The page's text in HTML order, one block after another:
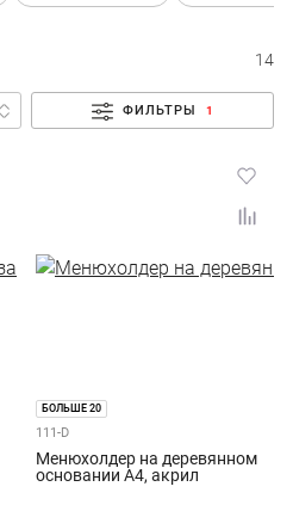
14
ФИЛЬТРЫ 1
БОЛЬШЕ 20
111-D
Менюхолдер на деревянном
основании А4, акрил